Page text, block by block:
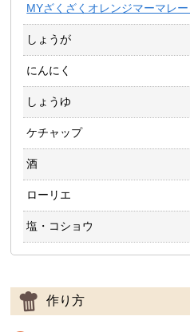
MYざくざくオレンジマーマレー
しょうが
にんにく
しょうゆ
ケチャップ
酒
ローリエ
塩・コショウ
作り方